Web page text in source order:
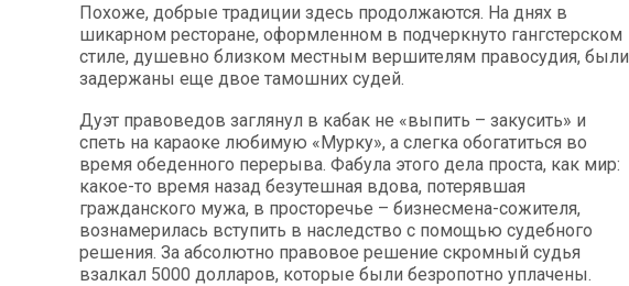
Похоже, добрые традиции здесь продолжаются. На днях в
шикарном ресторане, оформленном в подчеркнуто гангстерском
стиле, душевно близком местным вершителям правосудия, были
задержаны еще двое тамошних судей.
Дуэт правоведов заглянул в кабак не «выпить – закусить» и
спеть на караоке любимую «Мурку», а слегка обогатиться во
время обеденного перерыва. Фабула этого дела проста, как мир:
какое-то время назад безутешная вдова, потерявшая
гражданского мужа, в просторечье – бизнесмена-сожителя,
вознамерилась вступить в наследство с помощью судебного
решения. За абсолютно правовое решение скромный судья
взалкал 5000 долларов, которые были безропотно уплачены.